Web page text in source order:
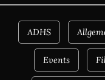
ADHS
Events